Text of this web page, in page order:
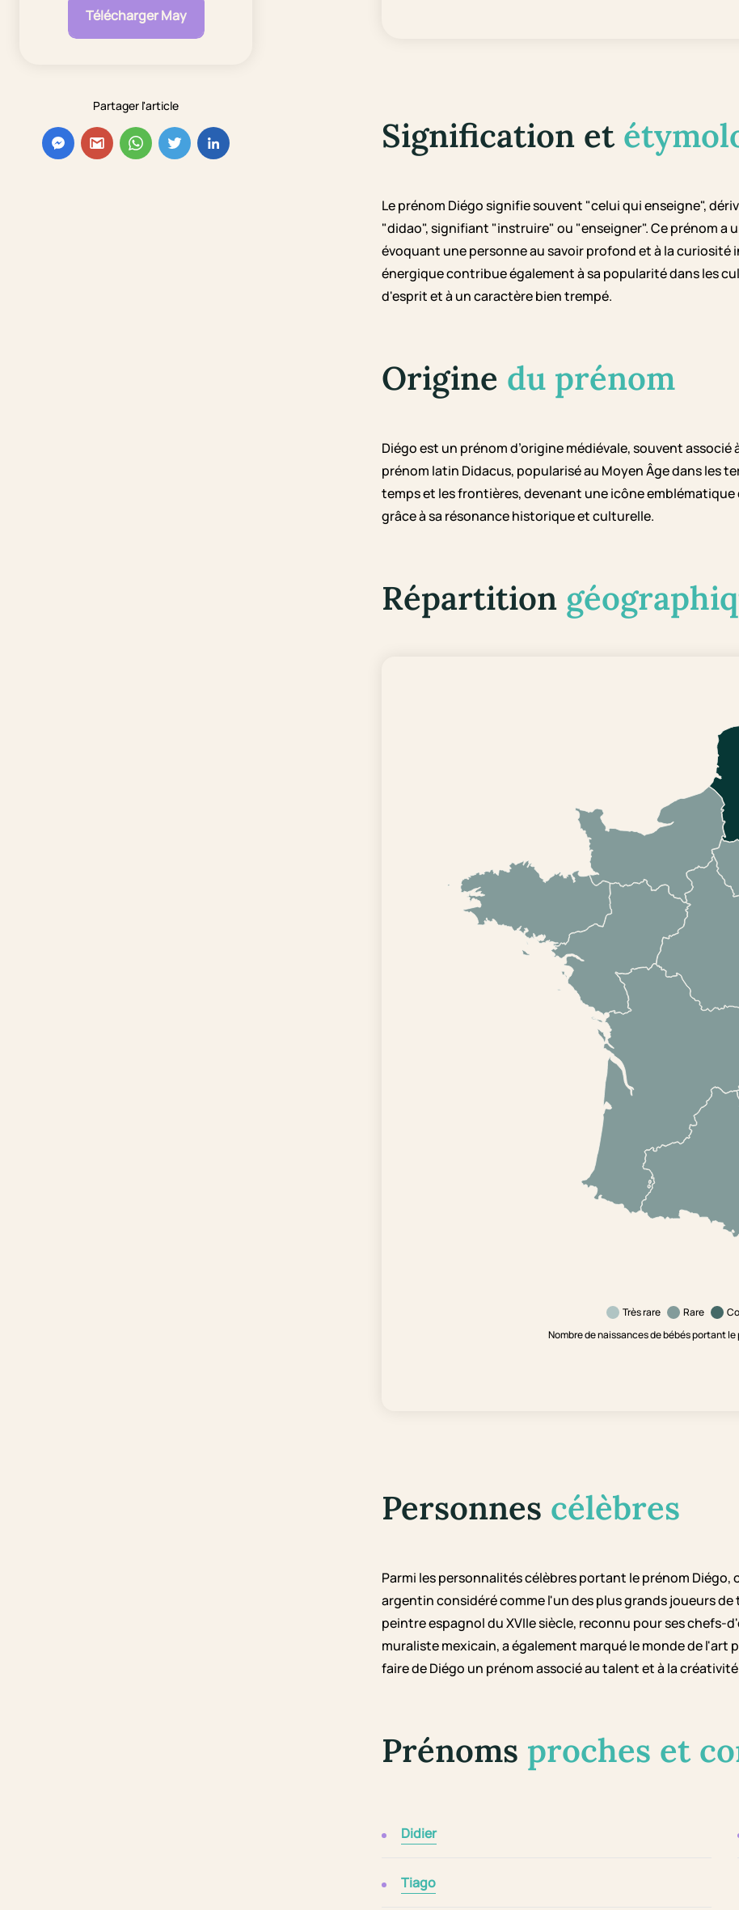
Télécharger May
Partager l'article
Signification et
Le prénom Diégo signifie souvent "celui qui enseigne",
"didao", signifiant "instruire" ou "enseigner". Ce prénom
évoquant une personne au savoir profond et à la
énergique contribue également à sa popularité dans les
d'esprit et à un caractère bien trempé.
Origine du prénom
Diégo est un prénom d’origine médiévale, souvent
prénom latin Didacus, popularisé au Moyen Âge dans les
temps et les frontières, devenant une icône
grâce à sa résonance historique et culturelle.
Répartition
Très rare Rare
Nombre de naissances de bébés portant
Personnes célèbres
Parmi les personnalités célèbres portant le prénom
argentin considéré comme l'un des plus grands joueurs
peintre espagnol du XVIIe siècle, reconnu pour ses
muraliste mexicain, a également marqué le monde de
faire de Diégo un prénom associé au talent et à la
Prénoms proches et
Didier
Tiago